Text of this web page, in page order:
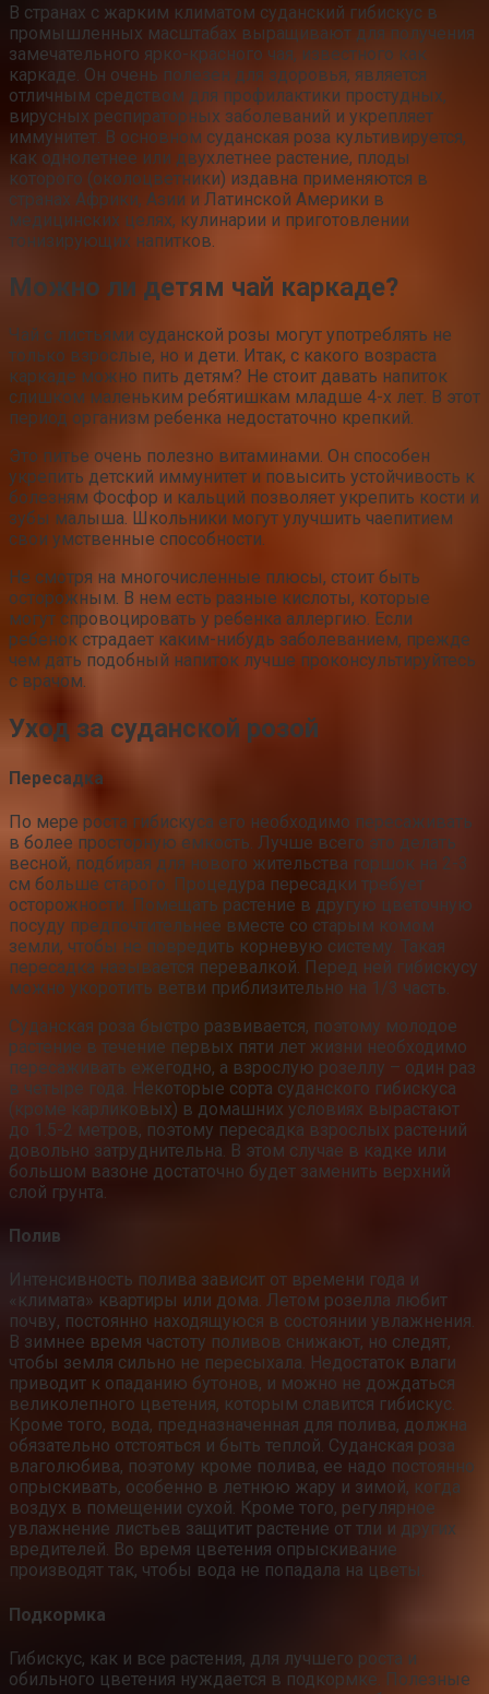
В странах с жарким климатом суданский гибискус в
промышленных масштабах выращивают для получения
замечательного ярко-красного чая, известного как
каркаде. Он очень полезен для здоровья, является
отличным средством для профилактики простудных,
вирусных респираторных заболеваний и укрепляет
иммунитет. В основном суданская роза культивируется,
как однолетнее или двухлетнее растение, плоды
которого (околоцветники) издавна применяются в
странах Африки, Азии и Латинской Америки в
медицинских целях, кулинарии и приготовлении
тонизирующих напитков.
Можно ли детям чай каркаде?
Чай с листьями суданской розы могут употреблять не
только взрослые, но и дети. Итак, с какого возраста
каркаде можно пить детям? Не стоит давать напиток
слишком маленьким ребятишкам младше 4-х лет. В этот
период организм ребенка недостаточно крепкий.
Это питье очень полезно витаминами. Он способен
укрепить детский иммунитет и повысить устойчивость к
болезням Фосфор и кальций позволяет укрепить кости и
зубы малыша. Школьники могут улучшить чаепитием
свои умственные способности.
Не смотря на многочисленные плюсы, стоит быть
осторожным. В нем есть разные кислоты, которые
могут спровоцировать у ребенка аллергию. Если
ребенок страдает каким-нибудь заболеванием, прежде
чем дать подобный напиток лучше проконсультируйтесь
с врачом.
Уход за суданской розой
Пересадка
По мере роста гибискуса его необходимо пересаживать
в более просторную емкость. Лучше всего это делать
весной, подбирая для нового жительства горшок на 2-3
см больше старого. Процедура пересадки требует
осторожности. Помещать растение в другую цветочную
посуду предпочтительнее вместе со старым комом
земли, чтобы не повредить корневую систему. Такая
пересадка называется перевалкой. Перед ней гибискусу
можно укоротить ветви приблизительно на 1/3 часть.
Суданская роза быстро развивается, поэтому молодое
растение в течение первых пяти лет жизни необходимо
пересаживать ежегодно, а взрослую розеллу – один раз
в четыре года. Некоторые сорта суданского гибискуса
(кроме карликовых) в домашних условиях вырастают
до 1.5-2 метров, поэтому пересадка взрослых растений
довольно затруднительна. В этом случае в кадке или
большом вазоне достаточно будет заменить верхний
слой грунта.
Полив
Интенсивность полива зависит от времени года и
«климата» квартиры или дома. Летом розелла любит
почву, постоянно находящуюся в состоянии увлажнения.
В зимнее время частоту поливов снижают, но следят,
чтобы земля сильно не пересыхала. Недостаток влаги
приводит к опаданию бутонов, и можно не дождаться
великолепного цветения, которым славится гибискус.
Кроме того, вода, предназначенная для полива, должна
обязательно отстояться и быть теплой. Суданская роза
влаголюбива, поэтому кроме полива, ее надо постоянно
опрыскивать, особенно в летнюю жару и зимой, когда
воздух в помещении сухой. Кроме того, регулярное
увлажнение листьев защитит растение от тли и других
вредителей. Во время цветения опрыскивание
производят так, чтобы вода не попадала на цветы.
Подкормка
Гибискус, как и все растения, для лучшего роста и
обильного цветения нуждается в подкормке. Полезные